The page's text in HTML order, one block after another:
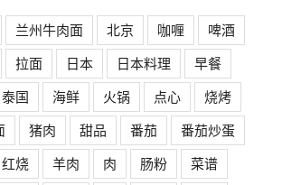
兰州牛肉面 北京 咖喱
啤酒
拉面 日本 日本料理
早餐
泰国 海鲜 火锅 点心
烧烤
猪肉 甜品 番茄
番茄炒蛋
红烧 羊肉 肉 肠粉
菜谱